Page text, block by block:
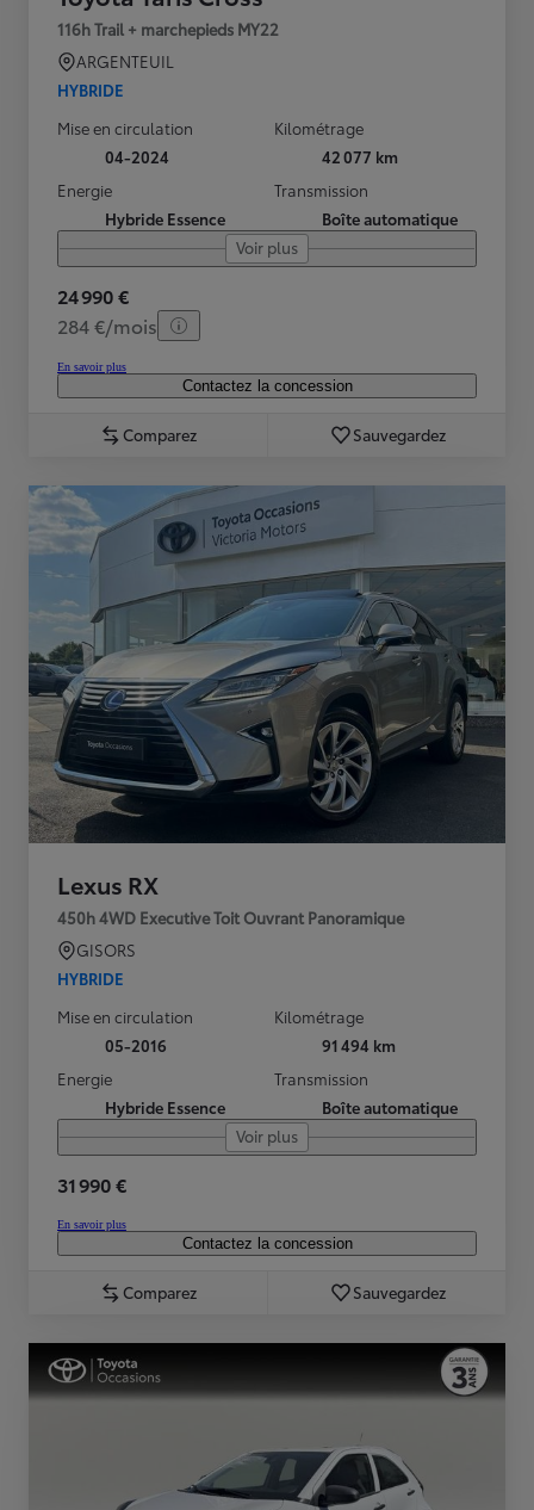
116h Trail + marchepieds MY22
ARGENTEUIL
HYBRIDE
Mise en circulation
04-2024
Kilométrage
42 077 km
Energie
Hybride Essence
Transmission
Boîte automatique
Voir plus
24 990 €
284 €/mois
En savoir plus
Contactez la concession
Comparez Sauvegardez
Lexus RX
450h 4WD Executive Toit Ouvrant Panoramique
GISORS
HYBRIDE
Mise en circulation
05-2016
Kilométrage
91 494 km
Energie
Hybride Essence
Transmission
Boîte automatique
Voir plus
31 990 €
En savoir plus
Contactez la concession
Comparez Sauvegardez